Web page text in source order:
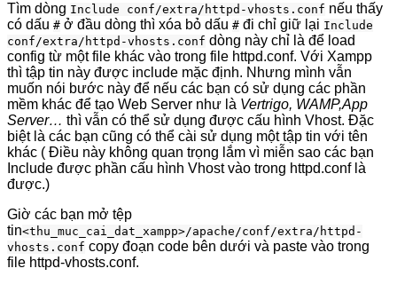
Tìm dòng Include conf/extra/httpd-vhosts.conf nếu thấy
có dấu # ở đầu dòng thì xóa bỏ dấu # đi chỉ giữ lại Include
conf/extra/httpd-vhosts.conf dòng này chỉ là để load
config từ một file khác vào trong file httpd.conf. Với Xampp
thì tập tin này được include mặc định. Nhưng mình vẫn
muốn nói bước này để nếu các bạn có sử dụng các phần
mềm khác để tạo Web Server như là Vertrigo, WAMP,App
Server… thì vẫn có thể sử dụng được cấu hình Vhost. Đặc
biệt là các bạn cũng có thể cài sử dụng một tập tin với tên
khác ( Điều này không quan trọng lắm vì miễn sao các bạn
Include được phần cấu hình Vhost vào trong httpd.conf là
được.)
Giờ các bạn mở tệp
tin<thu_muc_cai_dat_xampp>/apache/conf/extra/httpd-
vhosts.conf copy đoạn code bên dưới và paste vào trong
file httpd-vhosts.conf.